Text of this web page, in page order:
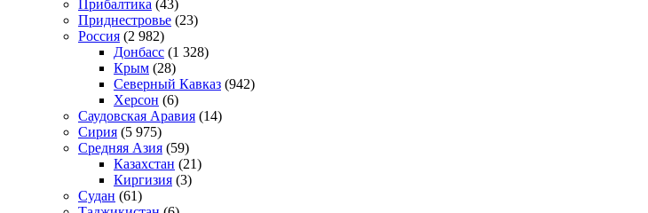
Прибалтика (43)
Приднестровье (23)
Россия (2 982)
Донбасс (1 328)
Крым (28)
Северный Кавказ (942)
Херсон (6)
Саудовская Аравия (14)
Сирия (5 975)
Средняя Азия (59)
Казахстан (21)
Киргизия (3)
Судан (61)